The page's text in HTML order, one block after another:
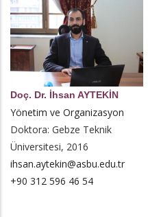
Doç. Dr. İhsan AYTEKİN
Yönetim ve Organizasyon
Doktora: Gebze Teknik
Üniversitesi, 2016
ihsan.aytekin@asbu.edu.tr
+90 312 596 46 54